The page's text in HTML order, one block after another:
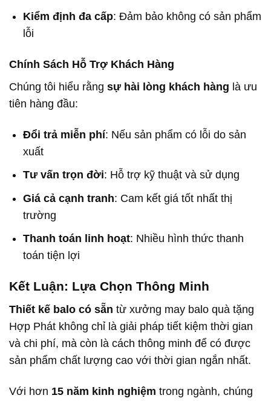
Kiểm định đa cấp: Đảm bảo không có sản phẩm
lỗi
Chính Sách Hỗ Trợ Khách Hàng
Chúng tôi hiểu rằng sự hài lòng khách hàng là ưu
tiên hàng đầu:
Đổi trả miễn phí: Nếu sản phẩm có lỗi do sản
xuất
Tư vấn trọn đời: Hỗ trợ kỹ thuật và sử dụng
Giá cả cạnh tranh: Cam kết giá tốt nhất thị
trường
Thanh toán linh hoạt: Nhiều hình thức thanh
toán tiện lợi
Kết Luận: Lựa Chọn Thông Minh
Thiết kế balo có sẵn từ xưởng may balo quà tặng
Hợp Phát không chỉ là giải pháp tiết kiệm thời gian
và chi phí, mà còn là cách thông minh để có được
sản phẩm chất lượng cao với thời gian ngắn nhất.
Với hơn 15 năm kinh nghiệm trong ngành, chúng